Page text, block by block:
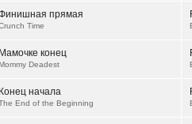
прямая
Time
Мамочке конец
Deadest
Конец начала
End of the Beginning